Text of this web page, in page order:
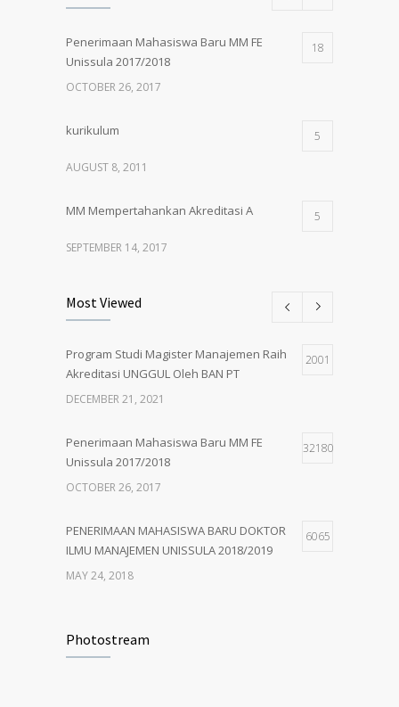
Penerimaan Mahasiswa Baru MM FE
Unissula 2017/2018
18
OCTOBER 26, 2017
kurikulum 5
AUGUST 8, 2011
MM Mempertahankan Akreditasi A 5
SEPTEMBER 14, 2017
Manajemen Angkatan 61
PENERIMAAN MAHASISWA BARU MM
UNISSULA 2018/2019
Most Viewed
Program Studi Magister Manajemen Raih
Akreditasi UNGGUL Oleh BAN PT
2001
DECEMBER 21, 2021
Penerimaan Mahasiswa Baru MM FE
Unissula 2017/2018
32180
OCTOBER 26, 2017
PENERIMAAN MAHASISWA BARU DOKTOR
ILMU MANAJEMEN UNISSULA 2018/2019
6065
MAY 24, 2018
UNISSULA 2018/2019
Photostream